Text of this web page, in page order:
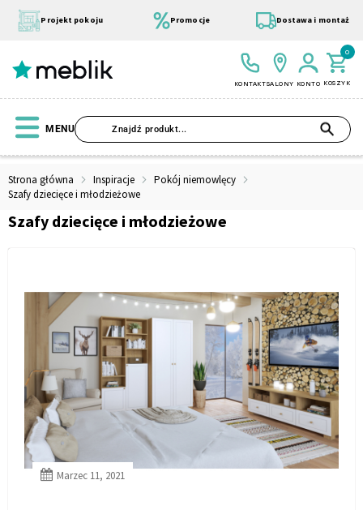
treści
Projekt pokoju Promocje Dostawa i montaż
KONTAKTSALONY KONTO KOSZYK
0
MENU
Strona główna Inspiracje
Pokój niemowlęcy
Szafy dziecięce i młodzieżowe
Szafy dziecięce i młodzieżowe
Marzec 11, 2021
Wszystkie Kolekcje
Wolnostojące Stylowe
Szafa
Komoda
Materace
Panele ścienne Poduchy